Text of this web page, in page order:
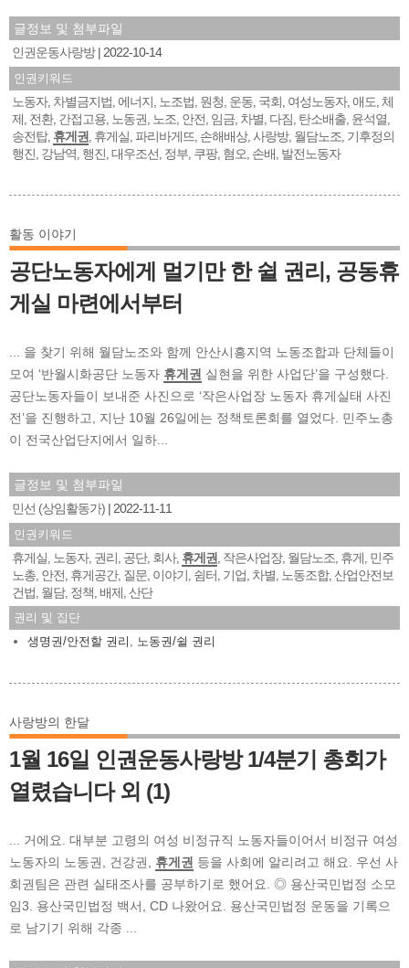
글정보 및 첨부파일
인권운동사랑방
2022-10-14
인권키워드
노동자, 차별금지법 에너지 노조법 원청 운동 국회 여성노동자, 애도 체
제 전환, 간접고용 노동권 노조 안전 임금 차별 다짐 탄소배출 윤석열
송전탑, 휴게권 휴게실 파리바게뜨 손해배상, 사랑방, 월담노조 기후정의
행진 강남역 행진 대우조선 정부 쿠팡, 혐오 손배 발전노동자
활동 이야기
공단노동자에게 멀기만 한 쉴 권리, 공동휴
게실 마련에서부터
... 을 찾기 위해 월담노조와 함께 안산시흥지역 노동조합과 단체들이
모여 ‘반월시화공단 노동자 휴게권 실현을 위한 사업단’을 구성했다.
공단노동자들이 보내준 사진으로 ‘작은사업장 노동자 휴게실태 사진
전’을 진행하고, 지난 10월 26일에는 정책토론회를 열었다. 민주노총
이 전국산업단지에서 일하...
글정보 및 첨부파일
민선 (상임활동가)
2022-11-11
인권키워드
휴게실 노동자, 권리 공단, 회사, 휴게권 작은사업장, 월담노조 휴게 민주
노총 안전 휴게공간, 질문 이야기 쉼터 기업 차별 노동조합, 산업안전보
건법 월담, 정책 배제 산단
권리 및 집단
생명권/안전할 권리
노동권/쉴 권리
사랑방의 한달
1월 16일 인권운동사랑방 1/4분기 총회가
열렸습니다 외 (1)
... 거에요. 대부분 고령의 여성 비정규직 노동자들이어서 비정규 여성
노동자의 노동권, 건강권, 휴게권 등을 사회에 알리려고 해요. 우선 사
회권팀은 관련 실태조사를 공부하기로 했어요. ◎ 용산국민법정 소모
임3. 용산국민법정 백서, CD 나왔어요. 용산국민법정 운동을 기록으
로 남기기 위해 각종 ...